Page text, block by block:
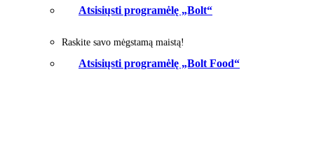
Atsisiųsti programėlę „Bolt“
Raskite savo mėgstamą maistą!
Atsisiųsti programėlę „Bolt Food“